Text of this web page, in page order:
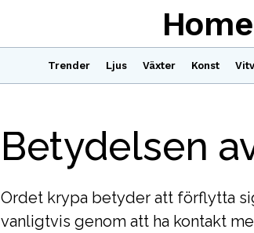
Trender Ljus Växter Konst
Betydelsen
Ordet krypa betyder att förflytta
vanligtvis genom att ha kontakt